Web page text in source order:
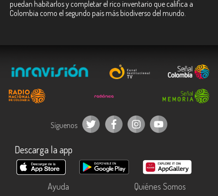
puedan habitarlos y completar el rico inventario que califica a
Colombia como el segundo país más biodiverso del mundo.
Síguenos
Descarga la app
Ayuda
Quiénes Somos